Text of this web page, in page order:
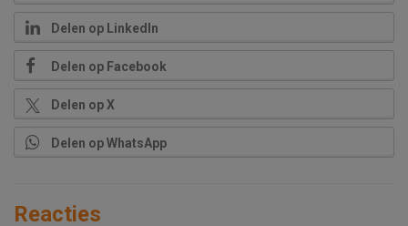
Delen op LinkedIn
Delen op Facebook
Delen op X
Delen op WhatsApp
Reacties